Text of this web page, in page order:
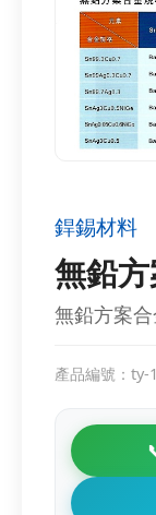
銲錫材料
無鉛
無鉛方案
產品編號：ty-